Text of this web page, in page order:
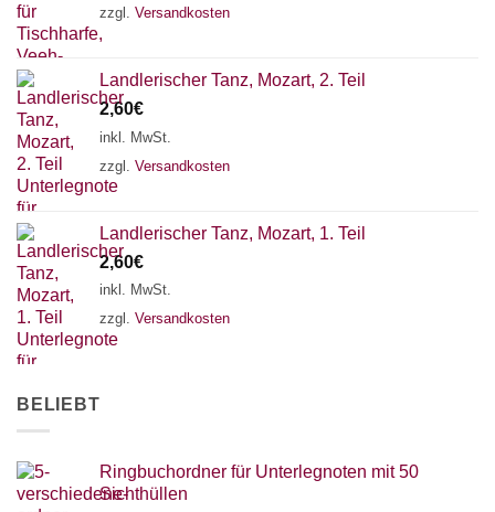
zzgl. Versandkosten
Landlerischer Tanz, Mozart, 2. Teil
2,60€
inkl. MwSt.
zzgl. Versandkosten
Landlerischer Tanz, Mozart, 1. Teil
2,60€
inkl. MwSt.
zzgl. Versandkosten
BELIEBT
Ringbuchordner für Unterlegnoten mit 50
Sichthüllen